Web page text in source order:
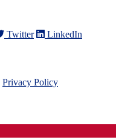
Twitter LinkedIn
Privacy Policy